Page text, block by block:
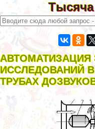
ИССЛЕДОВАНИЙ
ТРУБАХ